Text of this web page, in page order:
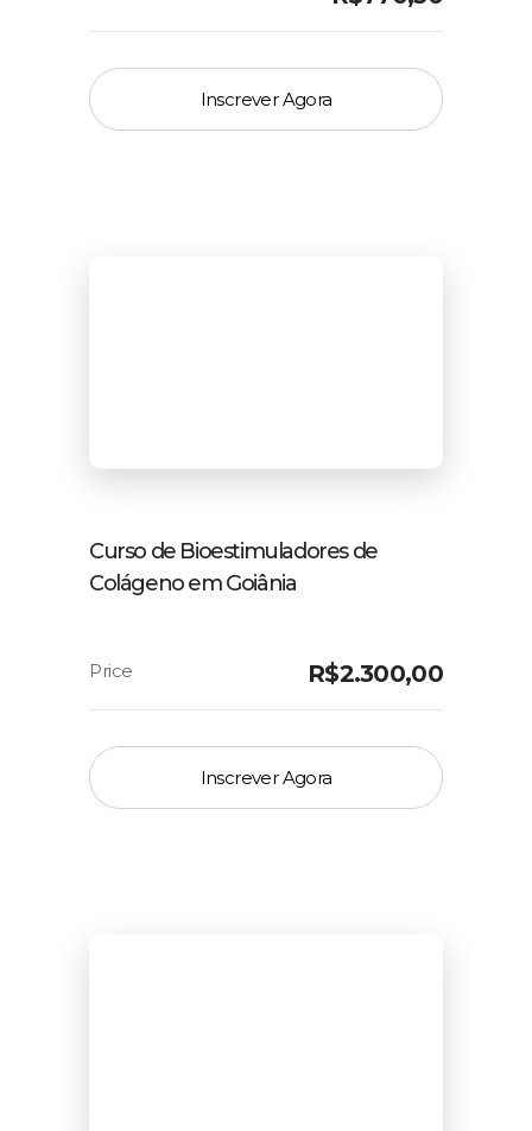
Inscrever Agora
Curso de Bioestimuladores de
Colágeno em Goiânia
R$2.300,00
Inscrever Agora